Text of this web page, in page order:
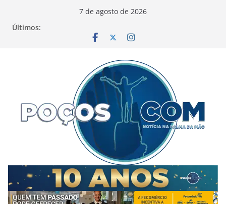
7 de agosto de 2026
Últimos: